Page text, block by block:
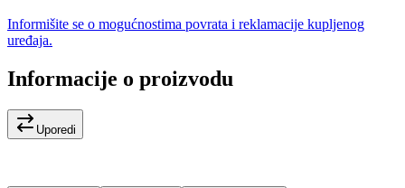
Informišite se o mogućnostima povrata i reklamacije kupljenog
uređaja.
Informacije o proizvodu
Uporedi